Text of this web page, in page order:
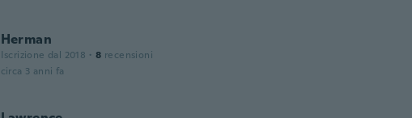
Herman
Iscrizione dal 2018 · 8 recensioni
circa 3 anni fa